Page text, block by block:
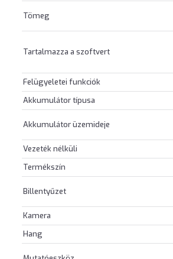
Tömeg
Tartalmazza a szoftvert
Felügyeletei funkciók
Akkumulátor típusa
Akkumulátor üzemideje
Vezeték nélküli
Termékszín
Billentyűzet
Kamera
Hang